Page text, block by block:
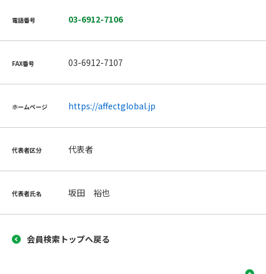
電話番号 03-6912-7106
FAX番号 03-6912-7107
ホームページ https://affectglobal.jp
代表者区分 代表者
代表者氏名 坂田 裕也
会員検索トップへ戻る